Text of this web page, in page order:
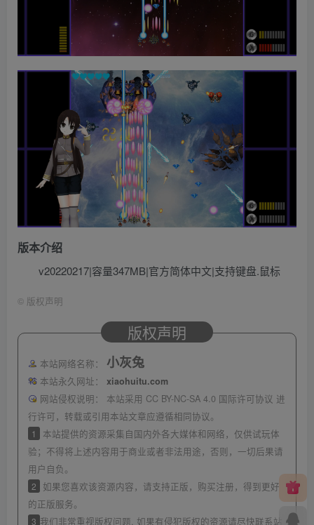
版本介绍
v20220217|容量347MB|官方简体中文|支持键盘.鼠标
© 版权声明
版权声明
本站网络名称： 小灰兔
本站永久网址：
xiaohuitu.com
网站侵权说明：
本站采用 CC BY-NC-SA 4.0 国际许可协议 进
行许可，转载或引用本站文章应遵循相同协议。
1
本站提供的资源采集自国内外各大媒体和网络，仅供试玩体
验；不得将上述内容用于商业或者非法用途，否则，一切后果请
用户自负。
2
如果您喜欢该资源内容，请支持正版，购买注册，得到更好
的正版服务。
3 我们非常重视版权问题, 如果有侵犯版权的资源请尽快联系站